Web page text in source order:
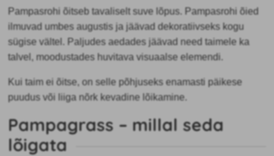
Pampasrohi õitseb tavaliselt suve lõpus. Pampasrohi õied
ilmuvad umbes augustis ja jäävad dekoratiivseks kogu
sügise vältel. Paljudes aedades jäävad need taimele ka
talvel, moodustades huvitava visuaalse elemendi.
Kui taim ei õitse, on selle põhjuseks enamasti päikese
puudus või liiga nõrk kevadine lõikamine.
Pampagrass – millal seda
lõigata